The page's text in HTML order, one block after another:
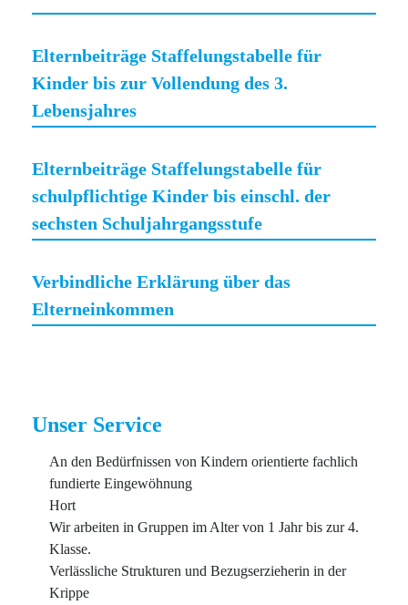
Elternbeiträge Staffelungstabelle für
Kinder bis zur Vollendung des 3.
Lebensjahres
Elternbeiträge Staffelungstabelle für
schulpflichtige Kinder bis einschl. der
sechsten Schuljahrgangsstufe
Verbindliche Erklärung über das
Elterneinkommen
Unser Service
An den Bedürfnissen von Kindern orientierte fachlich
fundierte Eingewöhnung
Hort
Wir arbeiten in Gruppen im Alter von 1 Jahr bis zur 4.
Klasse.
Verlässliche Strukturen und Bezugserzieherin in der
Krippe